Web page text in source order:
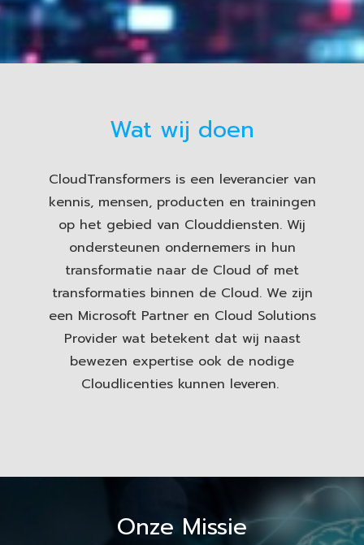
Wat wij doen
CloudTransformers is een leverancier van
kennis, mensen, producten en trainingen
op het gebied van Clouddiensten. Wij
ondersteunen ondernemers in hun
transformatie naar de Cloud of met
transformaties binnen de Cloud. We zijn
een Microsoft Partner en Cloud Solutions
Provider wat betekent dat wij naast
bewezen expertise ook de nodige
Cloudlicenties kunnen leveren.
Onze Missie